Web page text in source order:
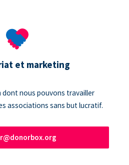
et marketing
dont nous pouvons travailler
associations sans but lucratif.